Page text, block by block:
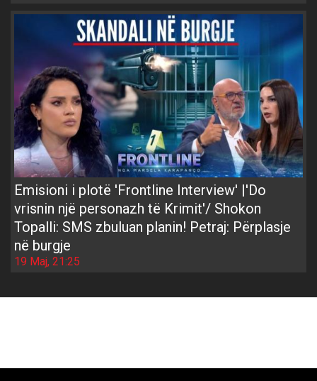
Emisioni i plotë 'Frontline Interview' |'Do
vrisnin një personazh të Krimit'/ Shokon
Topalli: SMS zbuluan planin! Petraj: Përplasje
në burgje
19 Maj, 21:25